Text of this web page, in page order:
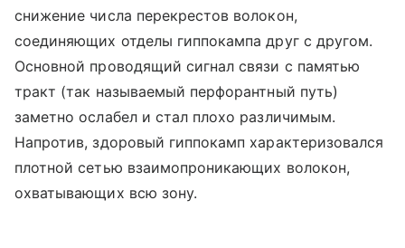
снижение числа перекрестов волокон,
соединяющих отделы гиппокампа друг с другом.
Основной проводящий сигнал связи с памятью
тракт (так называемый перфорантный путь)
заметно ослабел и стал плохо различимым.
Напротив, здоровый гиппокамп характеризовался
плотной сетью взаимопроникающих волокон,
охватывающих всю зону.